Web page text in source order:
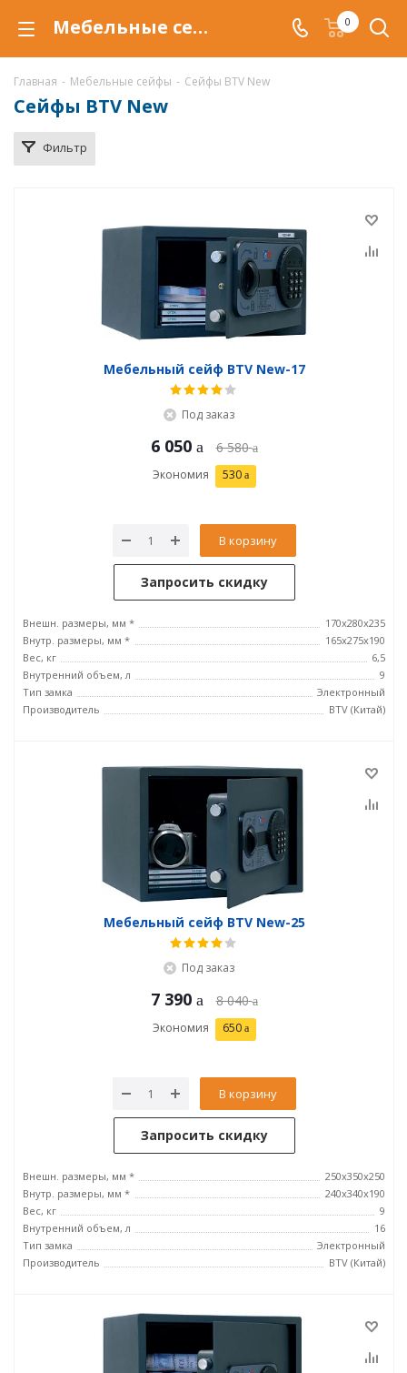
Мебельные сейфы BTV New в Краснодаре, купить сейфы BTV New по низкой цене, доставка сейфов 0
Главная - Мебельные сейфы - Сейфы BTV New
Сейфы BTV New
Фильтр
Мебельный сейф BTV New-17
Под заказ
6 050 6 580
Экономия 530
В корзину
Запросить скидку
Внешн. размеры, мм *
170x280x235
Внутр. размеры, мм *
165x275x190
Вес, кг
6,5
Внутренний объем, л
9
Тип замка
Электронный
Производитель
BTV (Китай)
Мебельный сейф BTV New-25
Под заказ
7 390 8 040
Экономия 650
В корзину
Запросить скидку
Внешн. размеры, мм *
250x350x250
Внутр. размеры, мм *
240x340x190
Вес, кг
9
Внутренний объем, л
16
Тип замка
Электронный
Производитель
BTV (Китай)